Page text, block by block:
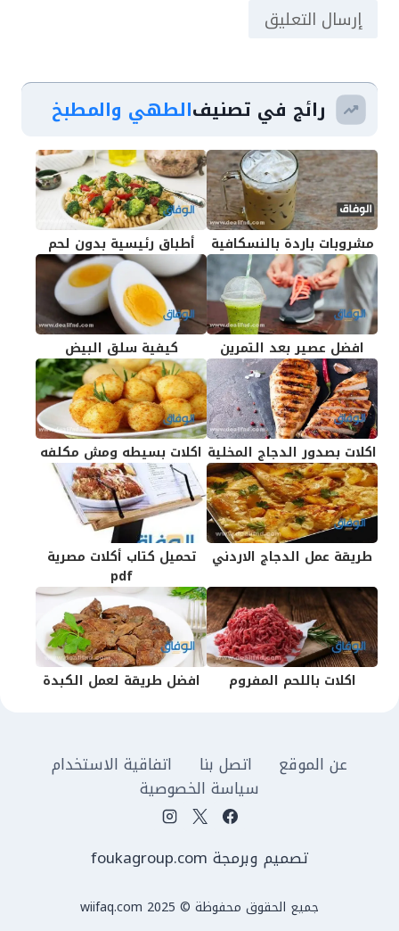
رائج في تصنيفالطهي والمطبخ
مشروبات باردة بالنسكافية أطباق رئيسية بدون لحم
افضل عصير بعد التمرين كيفية سلق البيض
اكلات بصدور الدجاج المخلية اكلات بسيطه ومش مكلفه
طريقة عمل الدجاج الاردني
تحميل كتاب أكلات مصرية
pdf
اكلات باللحم المفروم افضل طريقة لعمل الكبدة
عن الموقع اتصل بنا
اتفاقية الاستخدام
سياسة الخصوصية
تصميم وبرمجة foukagroup.com
جميع الحقوق محفوظة © wiifaq.com 2025